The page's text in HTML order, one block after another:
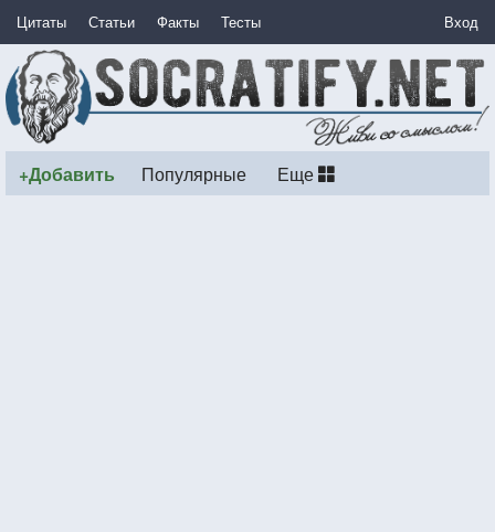
Цитаты Статьи Факты Тесты Вход
+Добавить Популярные Еще